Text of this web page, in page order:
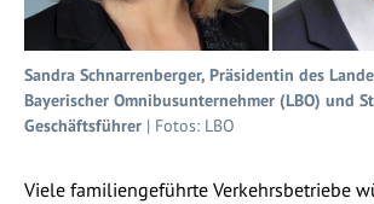
Sandra Schnarrenberger, Präsidentin des
Bayerischer Omnibusunternehmer (LBO) und
Geschäftsführer | Fotos: LBO
Viele familiengeführte Verkehrsbetriebe